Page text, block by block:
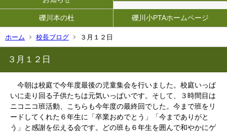
礫川本の杜 礫川小PTAホームページ
ホーム 校長ブログ ３月１２日
３月１２日
今朝は校庭で今年度最後の児童集会を行いました。校庭いっぱ
いに走り回る子供たちは元気いっぱいです。そして、３時間目は
ニコニコ班活動、こちらも今年度の最終回でした。今まで班をリ
ードしてくれた６年生に「卒業おめでとう」「今までありがと
う」と感謝を伝える会です。どの班も６年生を囲んで和やかにゲ